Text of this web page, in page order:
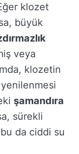
klozet
büyük
veya
klozetin
şamandıra
sürekli
da ciddi su